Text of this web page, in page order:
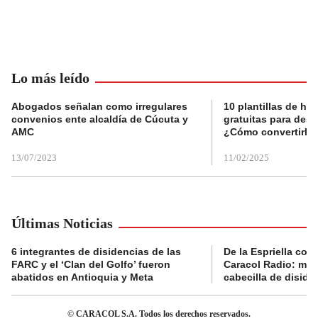
Lo más leído
Abogados señalan como irregulares
convenios ente alcaldía de Cúcuta y
AMC
13/07/2023
10 plantillas de
gratuitas para
¿Cómo convertirla
11/02/2025
Últimas Noticias
6 integrantes de disidencias de las
FARC y el ‘Clan del Golfo’ fueron
abatidos en Antioquia y Meta
De la Espriella
Caracol Radio:
cabecilla de
© CARACOL S.A. Todos los derechos reservados.